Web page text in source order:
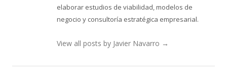
elaborar estudios de viabilidad, modelos de
negocio y consultoría estratégica empresarial.
View all posts by Javier Navarro →